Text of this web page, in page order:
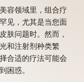
容领域里，组合疗
见，尤其是当您面
肤问题时。然而，
和注射剂种类繁
合适的疗法可能会
困惑。